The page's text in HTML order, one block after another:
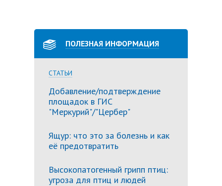
ПОЛЕЗНАЯ ИНФОРМАЦИЯ
СТАТЬИ
Добавление/подтверждение
площадок в ГИС
"Меркурий"/"Цербер"
Ящур: что это за болезнь и как
её предотвратить
Высокопатогенный грипп птиц:
угроза для птиц и людей